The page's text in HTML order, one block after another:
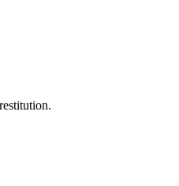
restitution.